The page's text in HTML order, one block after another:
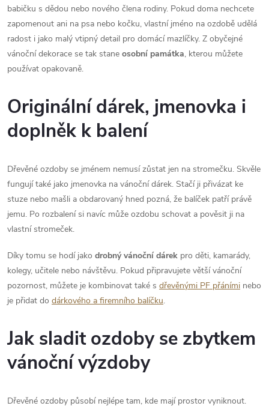
babičku s dědou nebo nového člena rodiny. Pokud doma nechcete
zapomenout ani na psa nebo kočku, vlastní jméno na ozdobě udělá
radost i jako malý vtipný detail pro domácí mazlíčky. Z obyčejné
vánoční dekorace se tak stane osobní památka, kterou můžete
používat opakovaně.
Originální dárek, jmenovka i
doplněk k balení
Dřevěné ozdoby se jménem nemusí zůstat jen na stromečku. Skvěle
fungují také jako jmenovka na vánoční dárek. Stačí ji přivázat ke
stuze nebo mašli a obdarovaný hned pozná, že balíček patří právě
jemu. Po rozbalení si navíc může ozdobu schovat a pověsit ji na
vlastní stromeček.
Díky tomu se hodí jako drobný vánoční dárek pro děti, kamarády,
kolegy, učitele nebo návštěvu. Pokud připravujete větší vánoční
pozornost, můžete je kombinovat také s dřevěnými PF přáními nebo
je přidat do dárkového a firemního balíčku.
Jak sladit ozdoby se zbytkem
vánoční výzdoby
Dřevěné ozdoby působí nejlépe tam, kde mají prostor vyniknout.